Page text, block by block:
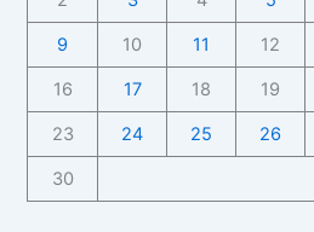
9 10 11 12
16 17 18 19
23 24 25 26
30